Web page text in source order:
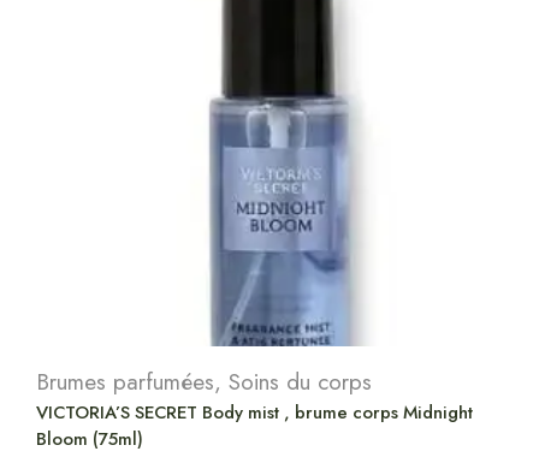
Brumes parfumées, Soins du corps
VICTORIA’S SECRET Body mist , brume corps Midnight
Bloom (75ml)